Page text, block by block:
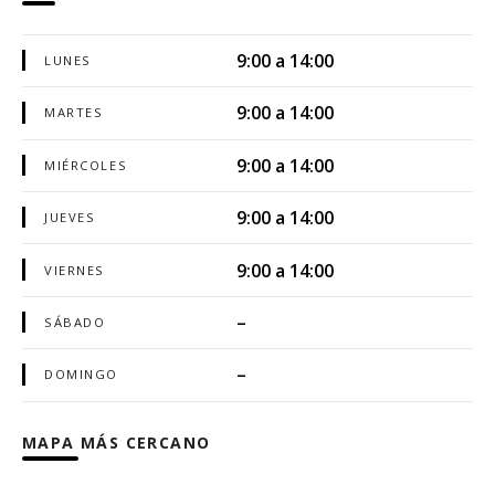
LUNES 9:00 a 14:00
MARTES 9:00 a 14:00
MIÉRCOLES 9:00 a 14:00
JUEVES 9:00 a 14:00
VIERNES 9:00 a 14:00
SÁBADO –
DOMINGO –
MAPA MÁS CERCANO